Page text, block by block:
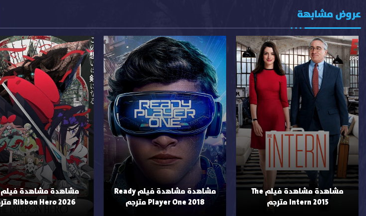
عروض مشابهة
مشاهدة مشاهدة فيلم The
Intern 2015 مترجم
مشاهدة مشاهدة فيلم Ready
Player One 2018 مترجم
Ribbon Hero 2026 مترجم